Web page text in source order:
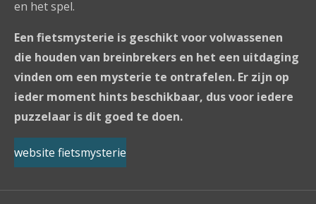
en het spel.
Een fietsmysterie is geschikt voor volwassenen
die houden van breinbrekers en het een uitdaging
vinden om een mysterie te ontrafelen. Er zijn op
ieder moment hints beschikbaar, dus voor iedere
puzzelaar is dit goed te doen.
website fietsmysterie